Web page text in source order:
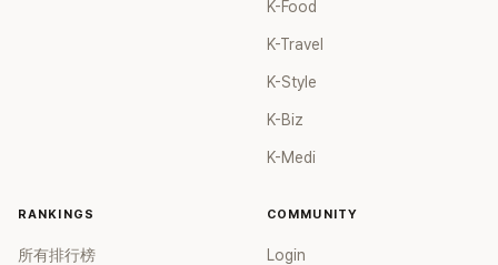
K-Food
K-Travel
K-Style
K-Biz
K-Medi
RANKINGS
所有排行榜
COMMUNITY
Login